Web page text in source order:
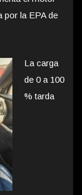
por la EPA de
La carga
de 0 a 100
% tarda